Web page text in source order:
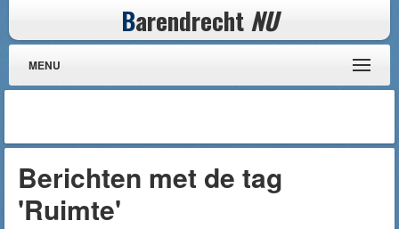
Barendrecht NU
MENU
Berichten met de tag
'Ruimte'